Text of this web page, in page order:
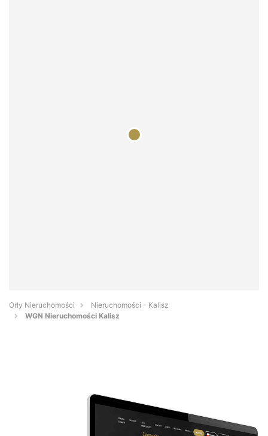
Orły Nieruchomości
Nieruchomości - Kalisz
WGN Nieruchomości Kalisz